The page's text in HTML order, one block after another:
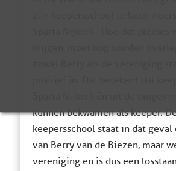
kunnen bekwamen als keeper.
keepersschool staat in dat
van Berry van de Biezen, maar
vereniging en is dus een